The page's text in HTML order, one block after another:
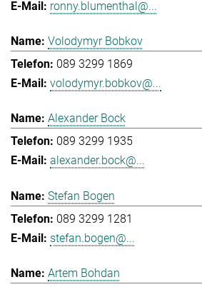
ronny.blumenthal@...
Volodymyr Bobkov
089 3299 1869
volodymyr.bobkov@...
Alexander Bock
089 3299 1935
alexander.bock@...
Stefan Bogen
089 3299 1281
stefan.bogen@...
Artem Bohdan